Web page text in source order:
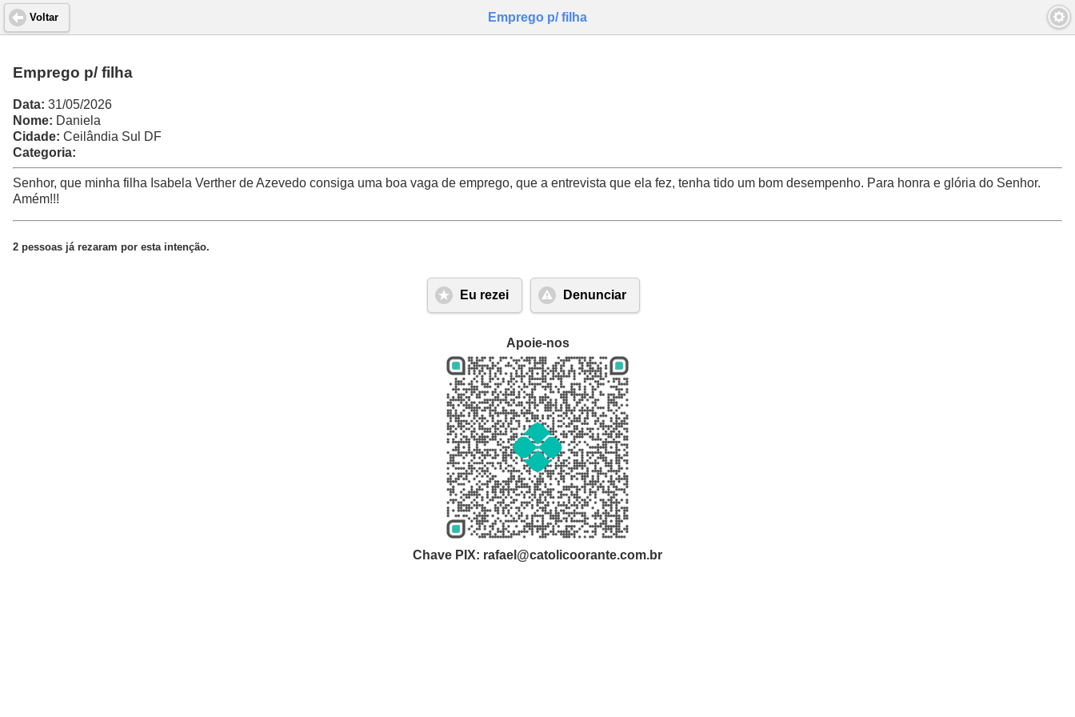
Emprego p/ filha
Voltar
Emprego p/ filha
Data: 31/05/2026
Nome: Daniela
Cidade: Ceilândia Sul DF
Categoria:
Senhor, que minha filha Isabela Verther de Azevedo consiga uma boa vaga de emprego, que a entrevista que ela fez, tenha tido um bom desempenho. Para honra e glória do Senhor.
Amém!!!
2 pessoas já rezaram por esta intenção.
Eu rezei Denunciar
Apoie-nos
Chave PIX: rafael@catolicoorante.com.br